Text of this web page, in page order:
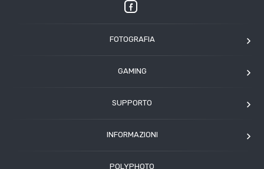
POLYPHOTO
FOTOGRAFIA
Angelbird
HP
GAMING
Arcade1Up
SUPPORTO
Condizioni di vendita
INFORMAZIONI